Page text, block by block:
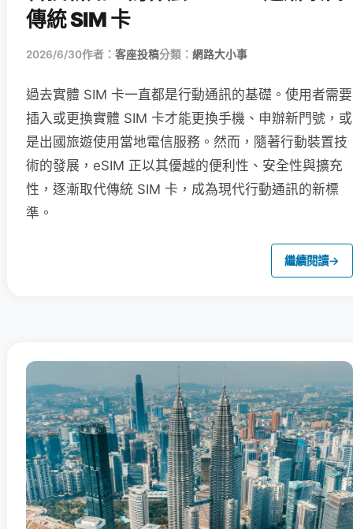
傳統 SIM 卡
2026/6/30作者： 客座投稿分類： 網路大小事
過去實體 SIM 卡一直都是行動通訊的基礎。使用者需要
插入或更換實體 SIM 卡才能更換手機、申辦新門號，或
是出國旅遊使用當地電信服務。然而，隨著行動裝置技
術的發展，eSIM 正以其優越的便利性、安全性與擴充
性，逐漸取代傳統 SIM 卡，成為現代行動通訊的新標
準。
繼續閱讀→